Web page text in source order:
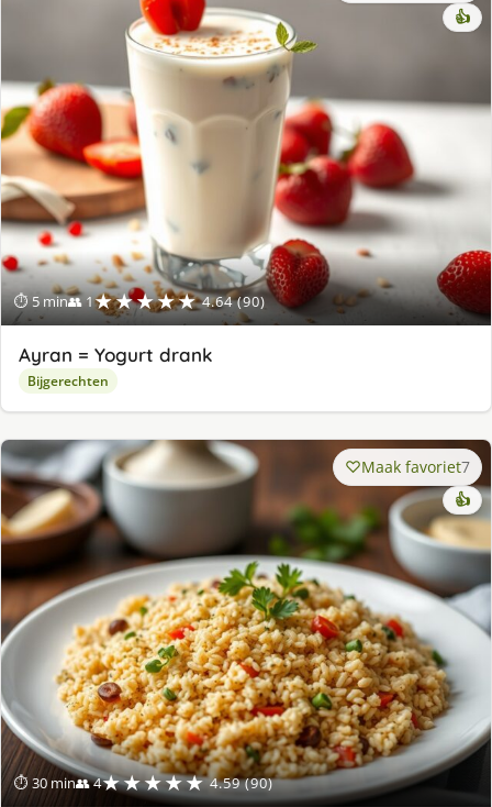
⏱ 5 min👥 1★★★★★ 4.64 (90)
👍
Ayran = Yogurt drank
Bijgerechten
⏱ 30 min👥 4★★★★★ 4.59 (90)
Maak favoriet7
👍